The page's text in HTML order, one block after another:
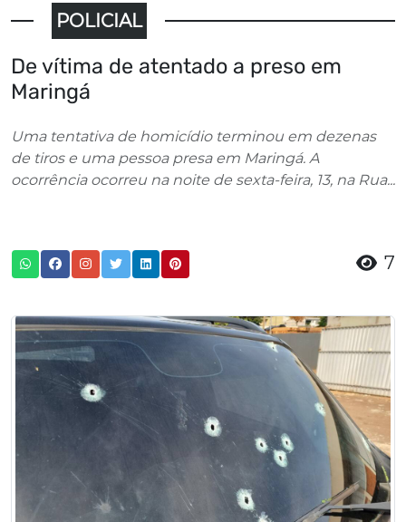
POLICIAL
De vítima de atentado a preso em
Maringá
Uma tentativa de homicídio terminou em dezenas
de tiros e uma pessoa presa em Maringá. A
ocorrência ocorreu na noite de sexta-feira, 13, na Rua...
7